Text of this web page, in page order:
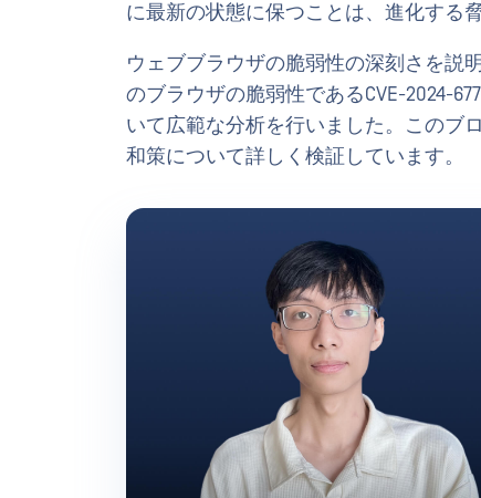
に最新の状態に保つことは、進化する
ウェブブラウザの脆弱性の深刻さを説
のブラウザの脆弱性であるCVE-2024-
いて広範な分析を行いました。このブ
和策について詳しく検証しています。